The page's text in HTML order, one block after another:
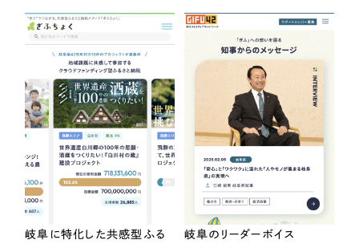
岐阜に特化した共感型ふる
岐阜のリーダーボイス